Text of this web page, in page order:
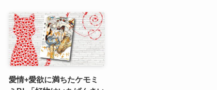
愛情+愛欲に満ちたケモミ